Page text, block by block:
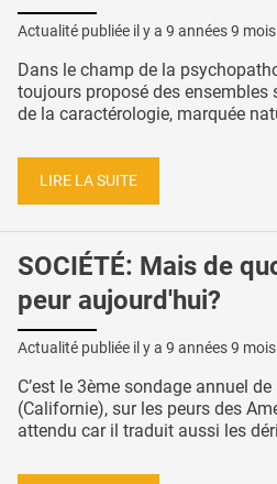
Actualité publiée il y a 9 années 9 mois
Dans le champ de la
toujours proposé des
de la caractérologie, marquée
LIRE LA SUITE
SOCIÉTÉ: Mais de
peur aujourd'hui?
Actualité publiée il y a 9 années 9 mois
C’est le 3ème sondage annuel
(Californie), sur les peurs des
attendu car il traduit aussi les